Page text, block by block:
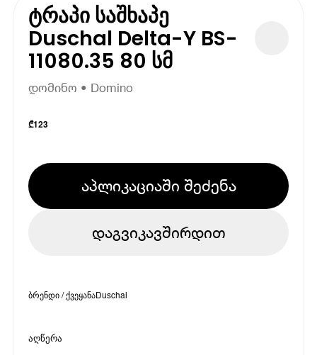
ტრაპი საშხაპე
Duschal Delta-Y BS-
11080.35 80 სმ
დომინო • Domino
₾123
აპლიკაციაში შეძენა
დაგვიკავშირდით
ბრენდი / ქვეყანაDuschal
აღწერა